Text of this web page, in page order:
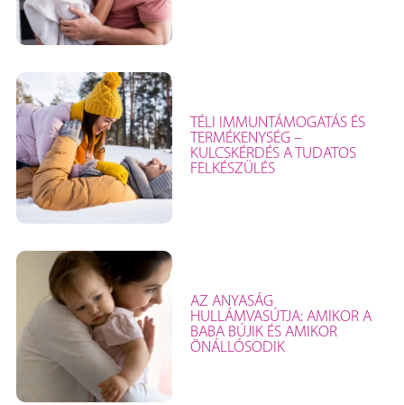
TÉLI IMMUNTÁMOGATÁS ÉS
TERMÉKENYSÉG –
KULCSKÉRDÉS A TUDATOS
FELKÉSZÜLÉS
AZ ANYASÁG
HULLÁMVASÚTJA: AMIKOR A
BABA BÚJIK ÉS AMIKOR
ÖNÁLLÓSODIK